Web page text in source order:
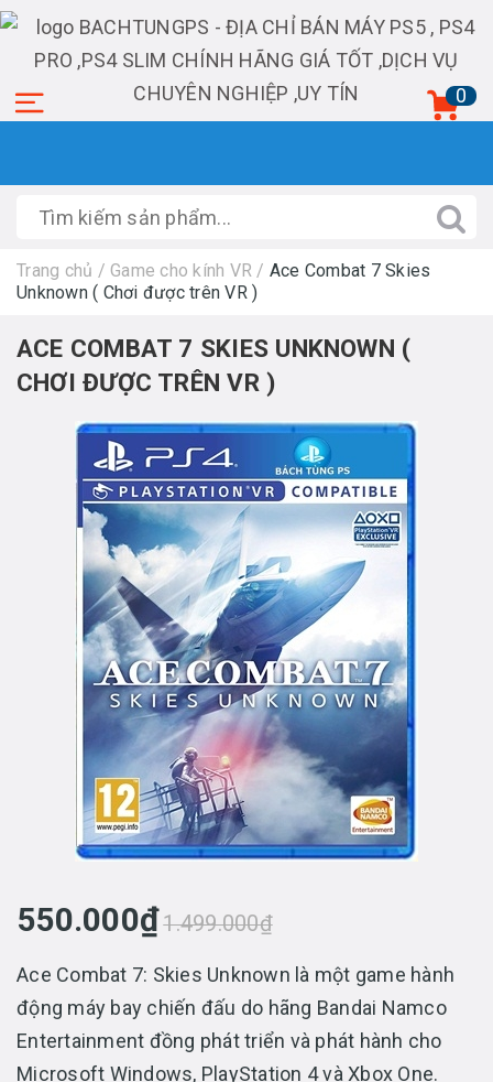
0
Trang chủ / Game cho kính VR / Ace Combat 7 Skies
Unknown ( Chơi được trên VR )
ACE COMBAT 7 SKIES UNKNOWN (
CHƠI ĐƯỢC TRÊN VR )
550.000₫1.499.000₫
Ace Combat 7: Skies Unknown là một game hành
động máy bay chiến đấu do hãng Bandai Namco
Entertainment đồng phát triển và phát hành cho
Microsoft Windows, PlayStation 4 và Xbox One.